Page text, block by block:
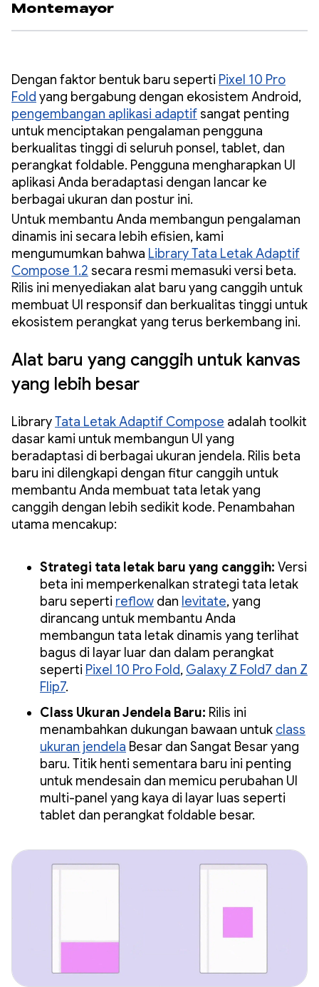
Montemayor
Dengan faktor bentuk baru seperti Pixel 10 Pro
Fold yang bergabung dengan ekosistem Android,
pengembangan aplikasi adaptifsangat penting
untuk menciptakan pengalaman pengguna
berkualitas tinggi di seluruh ponsel, tablet, dan
perangkat foldable. Pengguna mengharapkan UI
aplikasi Anda beradaptasi dengan lancar ke
berbagai ukuran dan postur ini.
Untuk membantu Anda membangun pengalaman
dinamis ini secara lebih efisien, kami
mengumumkan bahwa Library Tata Letak Adaptif
Compose 1.2 secara resmi memasuki versi beta.
Rilis ini menyediakan alat baru yang canggih untuk
membuat UI responsif dan berkualitas tinggi untuk
ekosistem perangkat yang terus berkembang ini.
Alat baru yang canggih untuk kanvas
yang lebih besar
LibraryTata Letak Adaptif Compose adalah toolkit
dasar kami untuk membangun UI yang
beradaptasi di berbagai ukuran jendela. Rilis beta
baru ini dilengkapi dengan fitur canggih untuk
membantu Anda membuat tata letak yang
canggih dengan lebih sedikit kode. Penambahan
utama mencakup:
Strategi tata letak baru yang canggih: Versi
beta ini memperkenalkan strategi tata letak
baru seperti reflow dan levitate, yang
dirancang untuk membantu Anda
membangun tata letak dinamis yang terlihat
bagus di layar luar dan dalam perangkat
seperti Pixel 10 Pro Fold, Galaxy Z Fold7 dan Z
Flip7.
Class Ukuran Jendela Baru: Rilis ini
menambahkan dukungan bawaan untuk class
ukuran jendela Besar dan Sangat Besar yang
baru. Titik henti sementara baru ini penting
untuk mendesain dan memicu perubahan UI
multi-panel yang kaya di layar luas seperti
tablet dan perangkat foldable besar.